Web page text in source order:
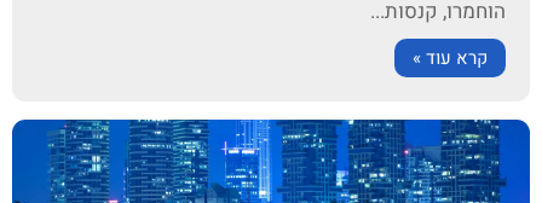
הוחמרו, קנסות...
קרא עוד »